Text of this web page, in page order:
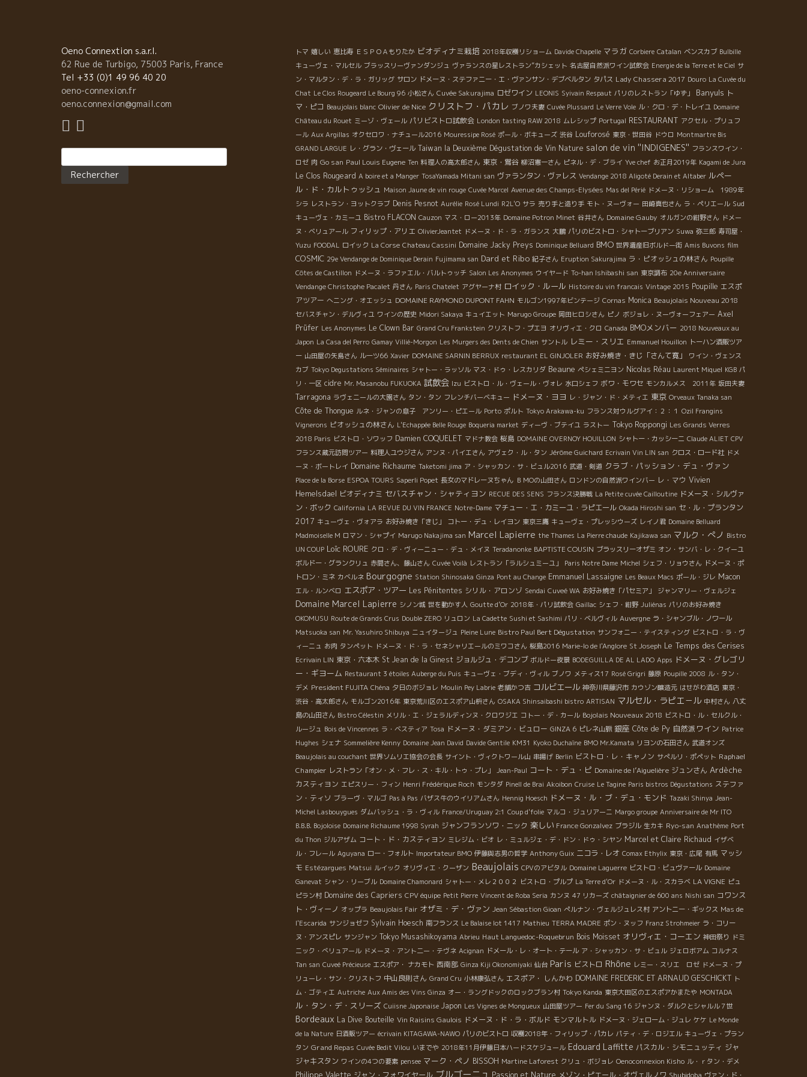
ワインのようだ。 こんなシードルは飲んだことがない。
サーヴィスをしている優しいお姉さんのアナさん
に聞くと、グラナダの山の上、標高2000ｍのところで造
っているとのこと。 酸が乗っているはずだ。年間、
6000本しか造っていない地元でも貴重なシードルとのこ
程だ。 アルコール度も低いしグイグイ入ってしまう。 私
た。 どんな人が、どんな風に造っているのか？
無性に知りたくなってきた。 この二つの生産者には、何
Oeno Connextion s.a.r.l.
62 Rue de Turbigo, 75003 Paris, France
Tel +33 (0)1 49 96 40 20
oeno-connexion.fr
oeno.connexion@gmail.com
トマ 嬉しい 恵比寿 ＥＳＰＯＡもりたか ビオディナミ栽培 2018年収穫リショーム Davide Chapelle マラガ Corbiere Catalan ベンスカブ Bulbille
キューヴェ・マルセル ブラッスリーヴァンダンジュ ヴァランスの星レストラン”カシェット 名古屋自然派ワイン試飲会 Energie de la Terre et le Ciel サ
ン・マルタン・デ・ラ・ガリッグ サロン ドメーヌ・ステファニー・エ・ヴァンサン・デブベルタン タパス Lady Chassera 2017 Douro La Cuvée du
Chat Le Clos Rougeard Le Bourg 96 小松さん Cuvée Sakurajima ロゼワイン LEONIS Syivain Respaut パリのレストラン「ゆず」 Banyuls ト
マ・ピコ Beaujolais blanc Olivier de Nice クリストフ・パカレ ブノワ夫妻 Cuvée Plussard Le Verre Vole ル・クロ・デ・トレイユ Domaine
Château du Rouet ミーゾ・ヴェール パリビストロ試飲会 London tasting RAW 2018 ムレシップ Portugal RESTAURANT アクセル・プリュフ
ール Aux Argillas オクセロワ・ナチュール2016 Mouressipe Rosé ポール・ボキューズ 渋谷 Louforosé 東京・世田谷 ドウロ Montmartre Bis
GRAND LARGUE レ・グラン・ヴェール Taiwan la Deuxième Dégustation de Vin Nature salon de vin ''INDIGENES'' フランスワイン・
ロゼ 肉 Go san Paul Louis Eugene Ten 料理人の高太郎さん 東京・鴬谷 柳沼憲一さん ピネル・デ・ブライ Yve chef お正月2019年 Kagami de Jura
Le Clos Rougeard A boire et a Manger TosaYamada Mitani san ヴァランタン・ヴァレス Vendange 2018 Aligoté Derain et Altaber ルペー
ル・ド・カルトゥッシュ Maison Jaune de vin rouge Cuvée Marcel Avenue des Champs-Elysées Mas del Périé ドメーヌ・リショーム 1989年
シラ レストラン・ヨットクラブ Denis Pesnot Aurélie Rosé Lundi R2L'O サラ 売り手と造り手 モト・ヌーヴォー 田崎真也さん ラ・ペリエール Sud
キューヴェ・カミーユ Bistro FLACON Cauzon マス・ロー2013年 Domaine Potron Minet 谷井さん Domaine Gauby オルガンの紺野さん ドメー
ヌ・ベリュアール フィリップ・アリエ OlivierJeantet ドメーヌ・ド・ラ・ガランス 大鵬 パリのビストロ・シャトーブリアン Suwa 弥三郎 寿司屋・
Yuzu FOODAL ロイック La Corse Chateau Cassini Domaine Jacky Preys Dominique Belluard BMO 世界遺産旧ボルドー街 Amis Buvons film
COSMIC 29e Vendange de Dominique Derain Fujimama san Dard et Ribo 紀子さん Eruption Sakurajima ラ・ピオッシュの林さん Poupille
Côtes de Castillon ドメーヌ・ラファエル・バルトゥッチ Salon Les Anonymes ウイヤード To-han Ishibashi san 東京調布 20e Anniversaire
Vendange Christophe Pacalet 丹さん Paris Chatelet アグヤーナ村 ロイック・ルール Histoire du vin francais Vintage 2015 Poupille エスポ
アツアー へニング・オエッシュ DOMAINE RAYMOND DUPONT FAHN モルゴン1997年ビンテージ Cornas Monica Beaujolais Nouveau 2018
セバスチャン・デルヴィユ ワインの歴史 Midori Sakaya キュイエット Marugo Groupe 岡田ヒロシさん ピノ ボジョレ・ヌーヴォーフェアー Axel
Prüfer Les Anonymes Le Clown Bar Grand Cru Frankstein クリストフ・プエヨ オリヴィエ・クロ Canada BMOメンバー 2018 Nouveaux au
Japon La Casa del Perro Gamay Villié-Morgon Les Murgers des Dents de Chien サントル レミー・スリエ Emmanuel Houillon トーハン酒販ツア
ー 山田屋の矢島さん ルーツ66 Xavier DOMAINE SARNIN BERRUX restaurant EL GINJOLER お好み焼き・きじ「さんて寛」
ワイン・ヴェンス
カブ Tokyo Degustations Séminaires シャトー・ラッソル マス・ドゥ・レスカリダ Beaune ペシェミニヨン Nicolas Réau Laurent Miquel KGB パ
リ・一区 cidre Mr. Masanobu FUKUOKA 試飲会 Izu ビストロ・ル・ヴェール・ヴォレ 水口シェフ ボワ・モワセ モンカルメス 2011年 坂田夫妻
Tarragona ラヴェニールの大園さん タン・タン フレンチバーベキュー ドメーヌ・ヨヨ レ・ジャン・ド・メティエ 東京 Orveaux Tanaka san
Côte de Thongue ルネ・ジャンの息子 アンリー・ピエール Porto ポルト Tokyo Arakawa-ku フランス対ウルグアイ：２：１ Ozil Frangins
Vignerons ピオッシュの林さん L'Echappée Belle Rouge Boqueria market ディーヴ・ブテイユ ラストー Tokyo Roppongi Les Grands Verres
2018 Paris ビストロ・ソワッフ Damien COQUELET マドナ教会 桜島 DOMAINE OVERNOY HOUILLON シャトー・カッシーニ Claude ALIET CPV
フランス蔵元訪問ツアー 料理人ユウジさん アンヌ・パイエさん アヴェク・ル・タン Jérôme Guichard Ecrivain Vin LIN san クロス・ロード社 ドメ
ーヌ・ボートレイ Domaine Richaume Taketomi jima ア・シャッカン・サ・ビュル2016 武道・剣道 クラブ・パッション・デュ・ヴァン
Place de la Borse ESPOA TOURS Saperli Popet 長女のマドレーヌちゃん ＢＭОの山田さん ロンドンの自然派ワインバー レ・マウ Vivien
Hemelsdael ビオディナミ セバスチャン・シャティヨン RECUE DES SENS フランス決勝戦 La Petite cuvée Cailloutine ドメーヌ・シルヴァ
ン・ボック California LA REVUE DU VIN FRANCE Notre-Dame マチュー・エ・カミーユ・ラピエール Okada Hiroshi san セ・ル・プランタン
2017 キューヴェ・ヴォアラ お好み焼き「きじ」 コトー・デュ・レイヨン 東京三鷹 キューヴェ・プレッシウーズ レイノ君 Domaine Belluard
Madmoiselle M ロマン・シャプイ Marugo Nakajima san Marcel Lapierre the Thames La Pierre chaude Kajikawa san マルク・ぺノ Bistro
UN COUP Loïc ROURE クロ・デ・ヴィーニュー・デュ・メイヌ Teradanonke BAPTISTE COUSIN ブラッスリーオザミ オン・サンバ・レ・クイーユ
ボルドー・グランクリュ 赤間さん、藤山さん Cuvée Voilà レストラン「ラルシュミーユ」 Paris Notre Dame Michel シェフ・リョウさん ドメーヌ・ポ
トロン・ミネ カベルネ Bourgogne Station Shinosaka Ginza Pont au Change Emmanuel Lassaigne Les Beaux Macs ポール・ジレ Macon
エル・ルンベロ エスポア・ツアー Les Pénitentes シリル・アロンゾ Sendai Cuveé WA お好み焼き「パセミア」 ジャンマリー・ヴェルジェ
Domaine Marcel Lapierre シノン城 世を動かす人 Goutte d’Or 2018年・パリ試飲会 Gaillac シェフ・紺野 Juliénas パリのお好み焼き
OKOMUSU Route de Grands Crus Double ZERO リュロン La Cadette Sushi et Sashimi パリ・ベルヴィル Auvergne ラ・シャンブル・ノワール
Matsuoka san Mr. Yasuhiro Shibuya ニュイタージュ Pleine Lune Bistro Paul Bert Dégustation サンフォニー・テイスティング ビストロ・ラ・ヴ
ィーニュ お肉 タンペット ドメーヌ・ド・ラ・セネシャリエールのミワコさん 桜島2016 Marie-lo de l'Anglore St Joseph Le Temps des Cerises
Ecrivain LIN 東京・六本木 St Jean de la Ginest ジョルジュ・デコンブ ボルドー夜景 BODEGUILLA DE AL LADO Apps ドメーヌ・グレゴリ
ー・ギヨーム Restaurant 3 étoiles Auberge du Puis キューヴェ・ブディ・ヴィル ブノワ メティス17 Rosé Grigri 藤原 Poupille 2008 ル・タン・
デメ President FUJITA Chéna 夕日のボジョレ Moulin Pey Labrie 老舗かつ吉 コルビエール 神奈川県藤沢市 カウゾン醸造元 はせがわ酒店 東京・
渋谷・高太郎さん モルゴン2016年 東京荒川区のエスポア山枡さん OSAKA Shinsaibashi bistro ARTISAN マルセル・ラピエ－ル 中村さん 八丈
島の山田さん Bistro Célestin メリル・エ・ジェラルディンヌ・クロワジエ コトー・デ・カール Bojolais Nouveaux 2018 ビストロ・ル・セルクル・
ルージュ Bois de Vincennes ラ・ベスティア Tosa ドメーヌ・ダミアン・ビュロー GINZA 6 ピレネ山脈 銀座 Côte de Py 自然派ワイン Patrice
Hughes シェナ Sommelière Kenny Domaine Jean David Davide Gentile KM31 Kyoko Duchaîne BMO Mr.Kamata リヨンの石田さん 武道オンズ
Beaujolais au couchant 世界ソムリエ協会の会長 サイント・ヴィクトワール山 串揚げ Berlin ビストロ・レ・キャノン サぺルリ・ポペット Raphael
Champier レストラン「オン・メ・フレ・ス・キル・トゥ・プレ」 Jean-Paul コート・デュ・ピ Domaine de l’Aiguelière ジュンさん Ardèche
カスティヨン エピスリー・フィン Henri Frédérique Roch モンタダ Pinell de Brai Akoibon Cruise Le Tagine Paris bistros Dégustations ステファ
ン・ティソ ブラーヴ・マルゴ Pas à Pas バザス牛のウイリアムさん Hennig Hoesch ドメーヌ・ル・ブ・デュ・モンド Tazaki Shinya Jean-
Michel Lasbouygues ダムバッシュ・ラ・ヴィル France/Uruguay 2:1 Coup d'folie マルコ・ジュリアーニ Margo groupe Anniversaire de Mr ITO
B.B.B. Bojoloise Domaine Richaume 1998 Syrah ジャンフランソワ・ニック 楽しい France Gonzalvez ブラジル 生カキ Ryo-san Anathème Port
du Thon ジルアザム コート・ド・カスティヨン ミレジム・ビオ レ・ミュルジェ・デ・ドン・ドゥ・シヤン Marcel et Claire Richaud イザベ
ル・フレール Aguyana ロー・フォルト Importateur BMO 伊藤與志男の哲学 Anthony Guix ニコラ・レオ Comax Ethylix 東京・広尾 有馬 マッシ
モ Estézargues Matsui ルイック オリヴィエ・クーザン Beaujolais CPVのアビタル Domaine Laguerre ビストロ・ビュヴァール Domaine
Ganevat シャン・リーブル Domaine Chamonard シャトー・メレ２００２ ビストロ・プルプ La Terre d'Or ドメーヌ・ル・スカラベ LA VIGNE ピュ
ピラン村 Domaine des Capriers CPV équipe Petit Pierre Vincent de Roba Seria カンヌ 47 リカーズ châtaignier de 600 ans Nishi san コワンス
ト・ヴィーノ オップラ Beaujolais Fair オザミ・デ・ヴァン Jean Sébastion Gioan ぺルナン・ヴェルジュレス村 アントニー・ギックス Mas de
l'Escarida サンジョゼフ Sylvain Hoesch 南フランス Le Balaise lot 1417 Mathieu TERRA MADRE ポン・ヌッフ Franz Strohmeier ラ・コリー
ヌ・アンスピレ サンジャン Tokyo Musashikoyama Abrieu Haut Languedoc-Roquebrun Bois Moisset オリヴィエ・コーエン 神田祭り ドミ
ニック・べリュアール ドメーヌ・アント二ー・テヴネ Acignan ドメール・レ・オート・テール ア・シャッカン・サ・ビュル ジェロボアム コルナス
Tan san Cuveé Précieuse エスポア・ ナカモト 西南部 Ginza Kiji Okonomiyaki 仙台 Paris ビストロ Rhône レミー・スリエ ロゼ ドメーヌ・プ
リューレ・サン・クリストフ 中山良則さん Grand Cru 小林康弘さん エスポア・ しんかわ DOMAINE FREDERIC ET ARNAUD GESCHICKT ト
ム・ゴティエ Autriche Aux Amis des Vins Ginza オー・ラングドックのロックブラン村 Tokyo Kanda 東京大田区のエスポアかまたや MONTADA
ル・タン・デ・スリーズ Cuiisne Japonaise Japon Les Vignes de Mongueux 山田屋ツアー Fer du Sang 16 ジャンヌ・ダルクとシャルル７世
Bordeaux La Dive Bouteille Vin Raisins Gaulois ドメーヌ・ド・ラ・ボルド モンマルトル ドメーヌ・ジェローム・ジュレ ケケ Le Monde
de la Nature 日酒販ツアー écrivain KITAGAWA-NAWO パリのビストロ 収穫2018年・フィリップ・パカレ パティ・デ・ロジエル キューヴェ・プラン
タン Grand Repas Cuvée Bedit Vilou いまでや 2018年11月伊藤日本ハードスケジュール Edouard Laffitte パスカル・シモニュッティ ジャ
ジャキスタン ワインの4つの要素 pensee マーク・ペノ BISSOH Martine Laforest クリュ・ボジョレ Oenoconnexion Kisho ル・ｒタン・デメ
Philippe Valette ジャン・フォワイヤール ブルゴーニュ Passion et Nature メゾン・ピエール・オヴェルノワ Shubidoba